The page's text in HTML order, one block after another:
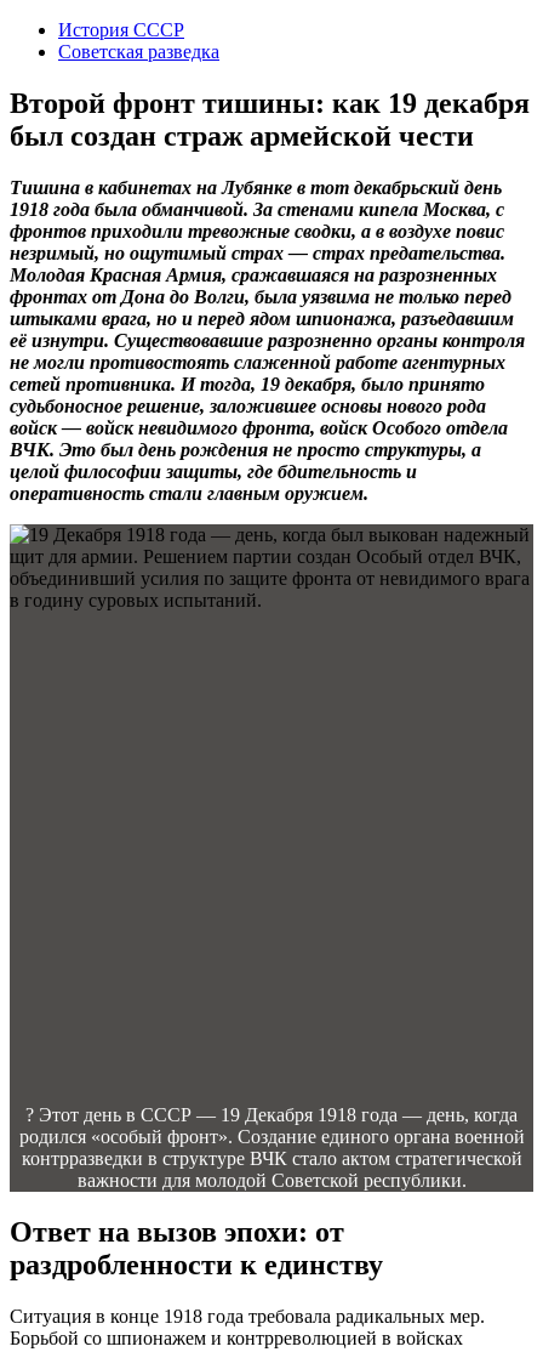
История СССР
Советская разведка
Второй фронт тишины: как 19 декабря
был создан страж армейской чести
Тишина в кабинетах на Лубянке в тот декабрьский день
1918 года была обманчивой. За стенами кипела Москва, с
фронтов приходили тревожные сводки, а в воздухе повис
незримый, но ощутимый страх — страх предательства.
Молодая Красная Армия, сражавшаяся на разрозненных
фронтах от Дона до Волги, была уязвима не только перед
штыками врага, но и перед ядом шпионажа, разъедавшим
её изнутри. Существовавшие разрозненно органы контроля
не могли противостоять слаженной работе агентурных
сетей противника. И тогда, 19 декабря, было принято
судьбоносное решение, заложившее основы нового рода
войск — войск невидимого фронта, войск Особого отдела
ВЧК. Это был день рождения не просто структуры, а
целой философии защиты, где бдительность и
оперативность стали главным оружием.
? Этот день в СССР — 19 Декабря 1918 года — день, когда
родился «особый фронт». Создание единого органа военной
контрразведки в структуре ВЧК стало актом стратегической
важности для молодой Советской республики.
Ответ на вызов эпохи: от
раздробленности к единству
Ситуация в конце 1918 года требовала радикальных мер.
Борьбой со шпионажем и контрреволюцией в войсках